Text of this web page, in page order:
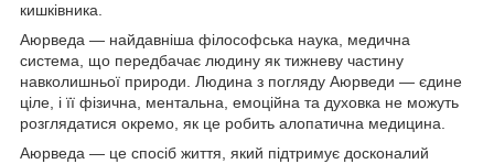
кишківника.
Аюрведа — найдавніша філософська наука, медична
система, що передбачає людину як тижневу частину
навколишньої природи. Людина з погляду Аюрведи — єдине
ціле, і її фізична, ментальна, емоційна та духовка не можуть
розглядатися окремо, як це робить алопатична медицина.
Аюрведа — це спосіб життя, який підтримує досконалий